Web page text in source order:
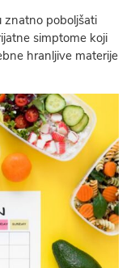
znatno poboljšati
simptome koji
hranljive materije